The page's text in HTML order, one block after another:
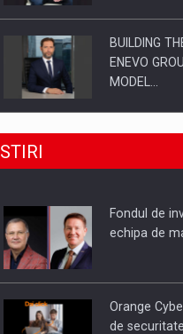
BUILDING
ENEVO
MODEL…
ROOTED IN
PUTTING
STIRI
Fondul de
echipa de
Orange
de